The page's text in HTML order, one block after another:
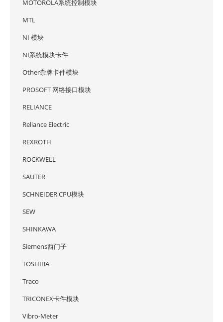
MOTOROLA系统控制模块
MTL
NI 模块
NI系统模块卡件
Other杂牌卡件模块
PROSOFT 网络接口模块
RELIANCE
Reliance Electric
REXROTH
ROCKWELL
SAUTER
SCHNEIDER CPU模块
SEW
SHINKAWA
Siemens西门子
TOSHIBA
Traco
TRICONEX卡件模块
Vibro-Meter